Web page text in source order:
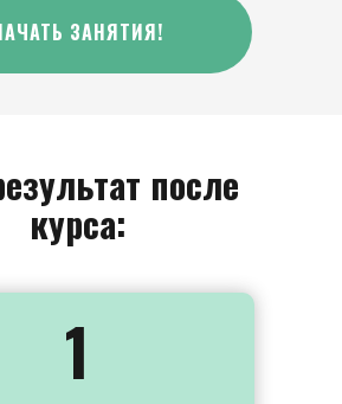
ЗАНЯТИЯ!
после
курса:
1